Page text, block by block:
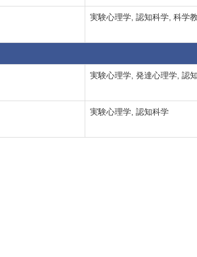
実験心理学, 認知科学, 科学
実験心理学, 発達心理学, 認
実験心理学, 認知科学